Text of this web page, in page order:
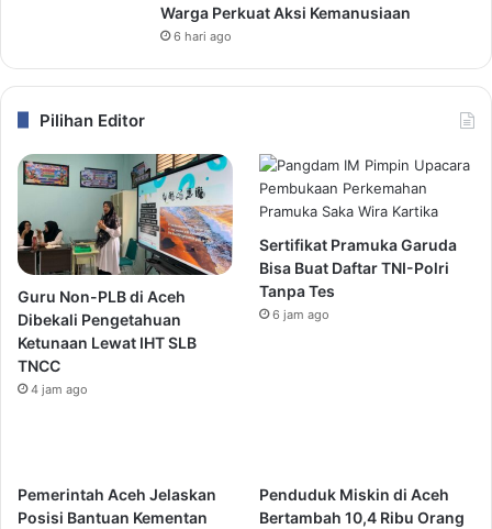
Warga Perkuat Aksi Kemanusiaan
6 hari ago
Pilihan Editor
Guru Non-PLB di Aceh
Dibekali Pengetahuan
Ketunaan Lewat IHT SLB
TNCC
4 jam ago
Sertifikat Pramuka Garuda
Bisa Buat Daftar TNI-Polri
Tanpa Tes
6 jam ago
Pemerintah Aceh Jelaskan
Posisi Bantuan Kementan
Penduduk Miskin di Aceh
Bertambah 10,4 Ribu Orang